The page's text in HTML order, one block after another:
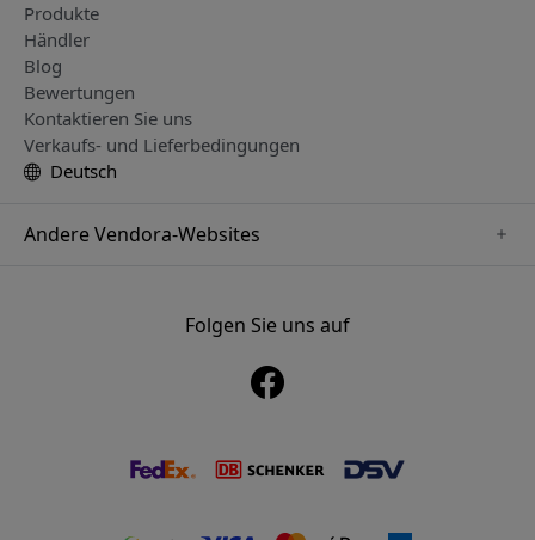
Produkte
Händler
Blog
Bewertungen
Kontaktieren Sie uns
Verkaufs- und Lieferbedingungen
Deutsch
Andere Vendora-Websites
www.nordicsmartlight.seFolgen Sie uns auf